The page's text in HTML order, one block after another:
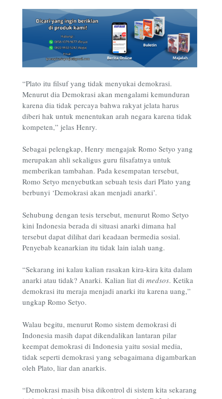
“Plato itu filsuf yang tidak menyukai demokrasi.
Menurut dia Demokrasi akan mengalami kemunduran
karena dia tidak percaya bahwa rakyat jelata harus
diberi hak untuk menentukan arah negara karena tidak
kompeten,” jelas Henry.
Sebagai pelengkap, Henry mengajak Romo Setyo yang
merupakan ahli sekaligus guru filsafatnya untuk
memberikan tambahan. Pada kesempatan tersebut,
Romo Setyo menyebutkan sebuah tesis dari Plato yang
berbunyi ‘Demokrasi akan menjadi anarki’.
Sehubung dengan tesis tersebut, menurut Romo Setyo
kini Indonesia berada di situasi anarki dimana hal
tersebut dapat dilihat dari keadaan bermedia sosial.
Penyebab keanarkian itu tidak lain ialah uang.
“Sekarang ini kalau kalian rasakan kira-kira kita dalam
anarki atau tidak? Anarki. Kalian liat di medsos. Ketika
demokrasi itu meraja menjadi anarki itu karena uang,”
ungkap Romo Setyo.
Walau begitu, menurut Romo sistem demokrasi di
Indonesia masih dapat dikendalikan lantaran pilar
keempat demokrasi di Indonesia yaitu sosial media,
tidak seperti demokrasi yang sebagaimana digambarkan
oleh Plato, liar dan anarkis.
“Demokrasi masih bisa dikontrol di sistem kita sekarang